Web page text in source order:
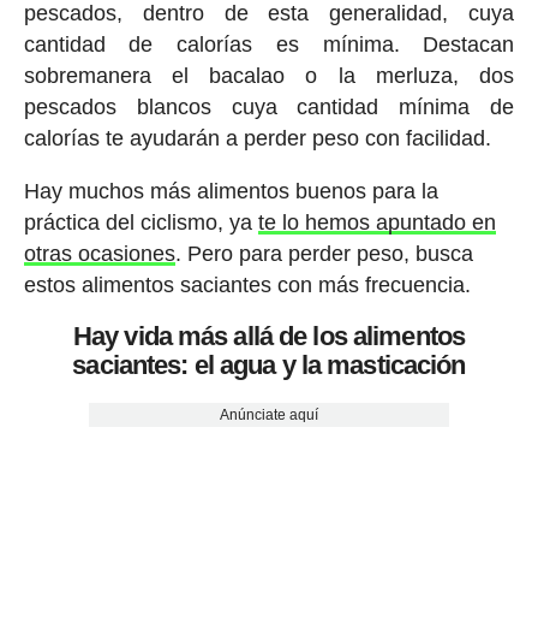
pescados, dentro de esta generalidad, cuya
cantidad de calorías es mínima. Destacan
sobremanera el bacalao o la merluza, dos
pescados blancos cuya cantidad mínima de
calorías te ayudarán a perder peso con facilidad.
Hay muchos más alimentos buenos para la
práctica del ciclismo, ya te lo hemos apuntado en
otras ocasiones. Pero para perder peso, busca
estos alimentos saciantes con más frecuencia.
Hay vida más allá de los alimentos
saciantes: el agua y la masticación
Anúnciate aquí